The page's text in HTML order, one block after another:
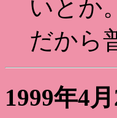
いとか。
だから
1999年4